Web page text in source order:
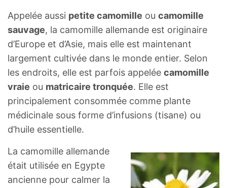
Appelée aussi petite camomille ou camomille
sauvage, la camomille allemande est originaire
d’Europe et d’Asie, mais elle est maintenant
largement cultivée dans le monde entier. Selon
les endroits, elle est parfois appelée camomille
vraie ou matricaire tronquée. Elle est
principalement consommée comme plante
médicinale sous forme d’infusions (tisane) ou
d’huile essentielle.
La camomille allemande
était utilisée en Egypte
ancienne pour calmer la